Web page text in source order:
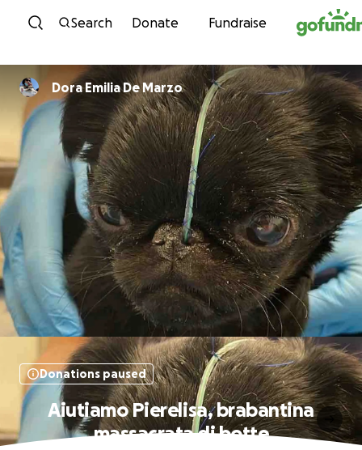
Skip to content
Search Donate Fundraise
Dora Emilia De Marzo
Donations paused
Aiutiamo Pierelisa, brabantina
massacrata di botte